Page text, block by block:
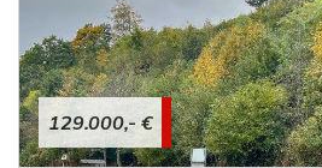
129.000,- €